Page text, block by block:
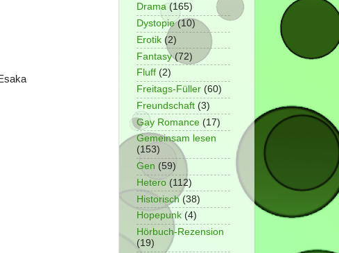
Drama (165)
Dystopie (10)
Erotik (2)
Fantasy (72)
Fluff (2)
Freitags-Füller (60)
Freundschaft (3)
Gay Romance (17)
Gemeinsam lesen
(153)
Gen (59)
Hetero (112)
Historisch (38)
Hopepunk (4)
Hörbuch-Rezension
(19)